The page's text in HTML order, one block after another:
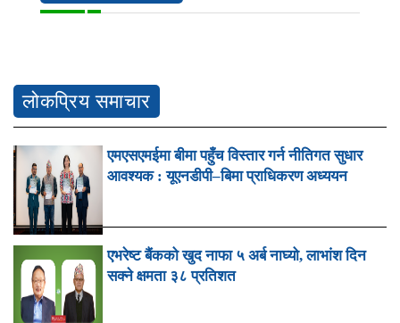
लोकप्रिय समाचार
एमएसएमईमा बीमा पहुँच विस्तार गर्न नीतिगत सुधार
आवश्यक : यूएनडीपी–बिमा प्राधिकरण अध्ययन
एभरेष्ट बैंकको खुद नाफा ५ अर्ब नाघ्यो, लाभांश दिन
सक्ने क्षमता ३८ प्रतिशत